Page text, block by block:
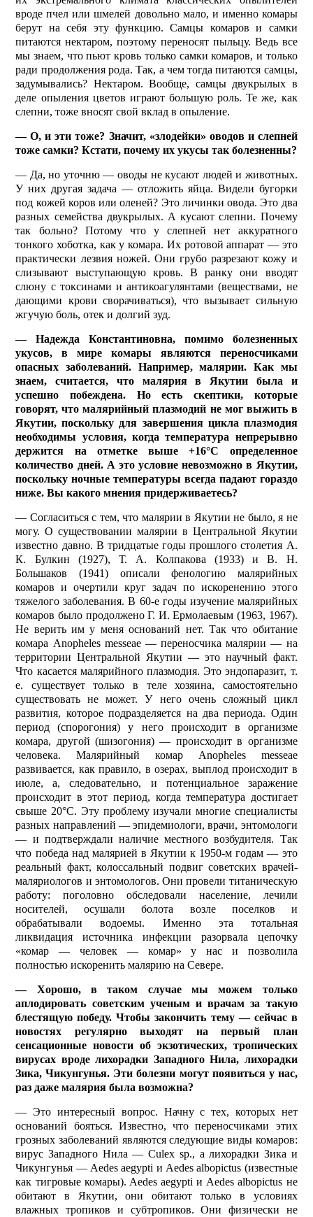
вроде пчел или шмелей довольно мало, и именно комары
берут на себя эту функцию. Самцы комаров и самки
питаются нектаром, поэтому переносят пыльцу. Ведь все
мы знаем, что пьют кровь только самки комаров, и только
ради продолжения рода. Так, а чем тогда питаются самцы,
задумывались? Нектаром. Вообще, самцы двукрылых в
деле опыления цветов играют большую роль. Те же, как
слепни, тоже вносят свой вклад в опыление.
— О, и эти тоже? Значит, «злодейки» оводов и слепней
тоже самки? Кстати, почему их укусы так болезненны?
— Да, но уточню — оводы не кусают людей и животных.
У них другая задача — отложить яйца. Видели бугорки
под кожей коров или оленей? Это личинки овода. Это два
разных семейства двукрылых. А кусают слепни. Почему
так больно? Потому что у слепней нет аккуратного
тонкого хоботка, как у комара. Их ротовой аппарат — это
практически лезвия ножей. Они грубо разрезают кожу и
слизывают выступающую кровь. В ранку они вводят
слюну с токсинами и антикоагулянтами (веществами, не
дающими крови сворачиваться), что вызывает сильную
жгучую боль, отек и долгий зуд.
— Надежда Константиновна, помимо болезненных
укусов, в мире комары являются переносчиками
опасных заболеваний. Например, малярии. Как мы
знаем, считается, что малярия в Якутии была и
успешно побеждена. Но есть скептики, которые
говорят, что малярийный плазмодий не мог выжить в
Якутии, поскольку для завершения цикла плазмодия
необходимы условия, когда температура непрерывно
держится на отметке выше +16°C определенное
количество дней. А это условие невозможно в Якутии,
поскольку ночные температуры всегда падают гораздо
ниже. Вы какого мнения придерживаетесь?
— Согласиться с тем, что малярии в Якутии не было, я не
могу. О существовании малярии в Центральной Якутии
известно давно. В тридцатые годы прошлого столетия А.
К. Булкин (1927), Т. А. Колпакова (1933) и В. Н.
Большаков (1941) описали фенологию малярийных
комаров и очертили круг задач по искоренению этого
тяжелого заболевания. В 60-е годы изучение малярийных
комаров было продолжено Г. И. Ермолаевым (1963, 1967).
Не верить им у меня оснований нет. Так что обитание
комара Anopheles messeae — переносчика малярии — на
территории Центральной Якутии — это научный факт.
Что касается малярийного плазмодия. Это эндопаразит, т.
е. существует только в теле хозяина, самостоятельно
существовать не может. У него очень сложный цикл
развития, которое подразделяется на два периода. Один
период (спорогония) у него происходит в организме
комара, другой (шизогония) — происходит в организме
человека. Малярийный комар Anopheles messeae
развивается, как правило, в озерах, выплод происходит в
июле, а, следовательно, и потенциальное заражение
происходит в этот период, когда температура достигает
свыше 20°C. Эту проблему изучали многие специалисты
разных направлений — эпидемиологи, врачи, энтомологи
— и подтверждали наличие местного возбудителя. Так
что победа над малярией в Якутии к 1950-м годам — это
реальный факт, колоссальный подвиг советских врачей-
маляриологов и энтомологов. Они провели титаническую
работу: поголовно обследовали население, лечили
носителей, осушали болота возле поселков и
обрабатывали водоемы. Именно эта тотальная
ликвидация источника инфекции разорвала цепочку
«комар — человек — комар» у нас и позволила
полностью искоренить малярию на Севере.
— Хорошо, в таком случае мы можем только
аплодировать советским ученым и врачам за такую
блестящую победу. Чтобы закончить тему — сейчас в
новостях регулярно выходят на первый план
сенсационные новости об экзотических, тропических
вирусах вроде лихорадки Западного Нила, лихорадки
Зика, Чикунгунья. Эти болезни могут появиться у нас,
раз даже малярия была возможна?
— Это интересный вопрос. Начну с тех, которых нет
оснований бояться. Известно, что переносчиками этих
грозных заболеваний являются следующие виды комаров:
вирус Западного Нила — Culex sp., а лихорадки Зика и
Чикунгунья — Aedes aegypti и Aedes albopictus (известные
как тигровые комары). Aedes aegypti и Aedes albopictus не
обитают в Якутии, они оби­тают только в условиях
влажных тропиков и субтропиков. Они физически не